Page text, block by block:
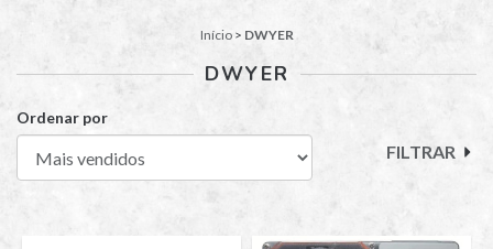
Início > DWYER
DWYER
Ordenar por
FILTRAR